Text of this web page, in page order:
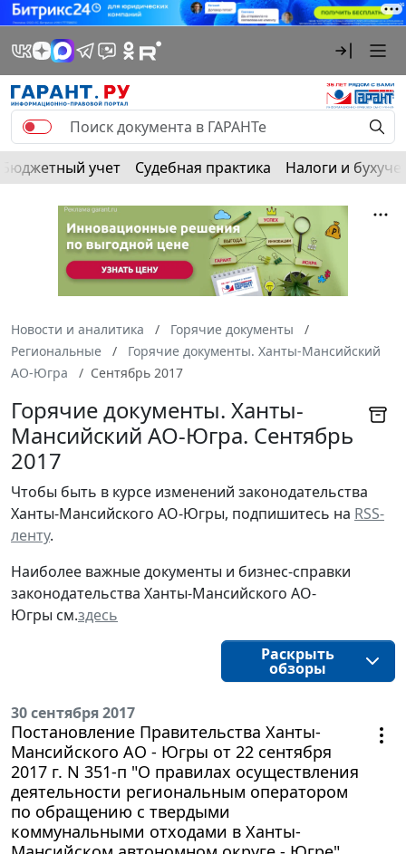
Бюджетный учет Судебная практика Налоги и
Новости и аналитика
Горячие документы
Региональные
Горячие документы. Ханты-Мансийский
АО-Югра
Сентябрь 2017
Горячие документы. Ханты-
Мансийский АО-Югра. Сентябрь
2017
Чтобы быть в курсе изменений законодательства
Ханты-Мансийского АО-Югры, подпишитесь на RSS-
ленту.
Наиболее важные документы и бизнес-справки
законодательства Ханты-Мансийского АО-
Югры см.здесь
Раскрыть
обзоры
30 сентября 2017
Постановление Правительства Ханты-
Мансийского АО - Югры от 22 сентября
2017 г. N 351-п "О правилах осуществления
деятельности региональным оператором
по обращению с твердыми
коммунальными отходами в Ханты-